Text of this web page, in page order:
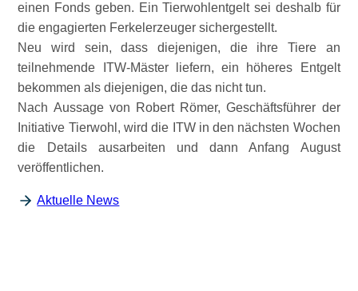
einen Fonds geben. Ein Tierwohlentgelt sei deshalb für
die engagierten Ferkelerzeuger sichergestellt.
Neu wird sein, dass diejenigen, die ihre Tiere an
teilnehmende ITW-Mäster liefern, ein höheres Entgelt
bekommen als diejenigen, die das nicht tun.
Nach Aussage von Robert Römer, Geschäftsführer der
Initiative Tierwohl, wird die ITW in den nächsten Wochen
die Details ausarbeiten und dann Anfang August
veröffentlichen.
Aktuelle News